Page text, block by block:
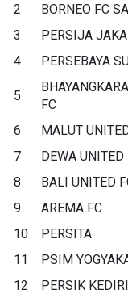
2
BORNEO FC
3
PERSIJA
4
PERSEBAYA
5
FC
6 MALUT
7
DEWA
8
BALI UNITED
9
AREMA FC
10
PERSITA
11
PSIM
12
PERSIK KEDIRI